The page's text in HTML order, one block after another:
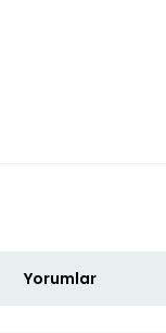
Yorumlar